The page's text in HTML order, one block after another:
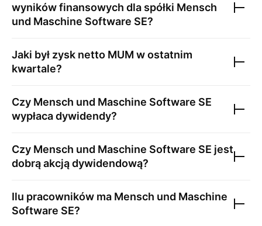
wyników finansowych dla spółki Mensch
und Maschine Software SE?
Jaki był zysk netto MUM w ostatnim
kwartale?
Czy Mensch und Maschine Software SE
wypłaca dywidendy?
Czy Mensch und Maschine Software SE jest
dobrą akcją dywidendową?
Ilu pracowników ma Mensch und Maschine
Software SE?